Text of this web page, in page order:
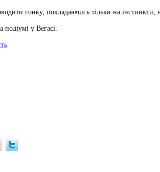
гонку, покладаючись тільки на інстинкти,
у Вегасі.